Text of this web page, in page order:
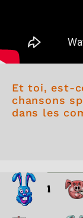
Et toi, est-
chansons
dans les
1